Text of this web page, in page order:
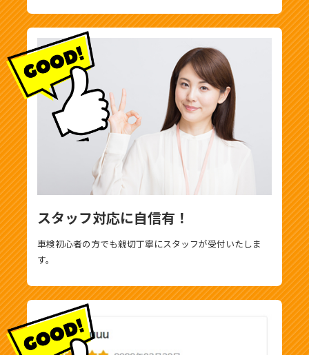
スタッフ対応に自信有！
車検初心者の方でも親切丁寧にスタッフが受付いたしま
す。